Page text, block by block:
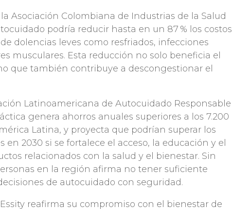
Asociación Colombiana de Industrias de la Salud
podría reducir hasta en un 87 % los costos
dolencias leves como resfriados, infecciones
musculares. Esta reducción no solo beneficia el
que también contribuye a descongestionar el
Latinoamericana de Autocuidado Responsable
genera ahorros anuales superiores a los 7.200
Latina, y proyecta que podrían superar los
en 2030 si se fortalece el acceso, la educación y el
relacionados con la salud y el bienestar. Sin
en la región afirma no tener suficiente
de autocuidado con seguridad.
reafirma su compromiso con el bienestar de